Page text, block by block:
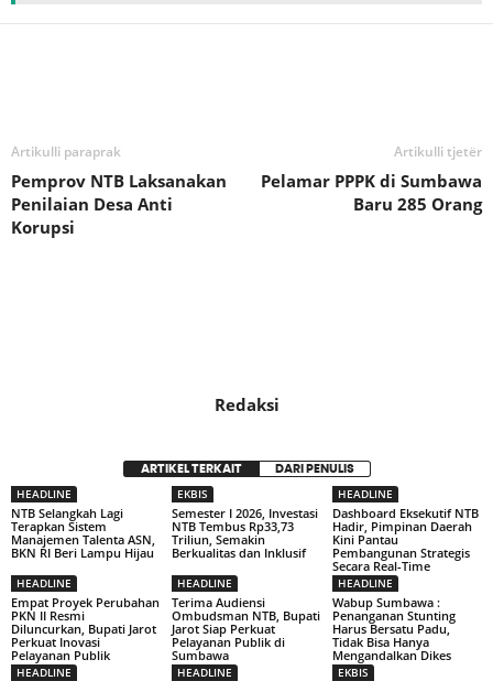
Artikulli paraprak
Pemprov NTB Laksanakan
Penilaian Desa Anti
Korupsi
Artikulli tjetër
Pelamar PPPK di Sumbawa
Baru 285 Orang
Redaksi
ARTIKEL TERKAIT DARI PENULIS
HEADLINE
NTB Selangkah Lagi
Terapkan Sistem
Manajemen Talenta ASN,
BKN RI Beri Lampu Hijau
EKBIS
Semester I 2026, Investasi
NTB Tembus Rp33,73
Triliun, Semakin
Berkualitas dan Inklusif
HEADLINE
Dashboard Eksekutif NTB
Hadir, Pimpinan Daerah
Kini Pantau
Pembangunan Strategis
Secara Real-Time
HEADLINE
Empat Proyek Perubahan
PKN II Resmi
Diluncurkan, Bupati Jarot
Perkuat Inovasi
Pelayanan Publik
HEADLINE
Terima Audiensi
Ombudsman NTB, Bupati
Jarot Siap Perkuat
Pelayanan Publik di
Sumbawa
HEADLINE
Wabup Sumbawa :
Penanganan Stunting
Harus Bersatu Padu,
Tidak Bisa Hanya
Mengandalkan Dikes
HEADLINE HEADLINE EKBIS